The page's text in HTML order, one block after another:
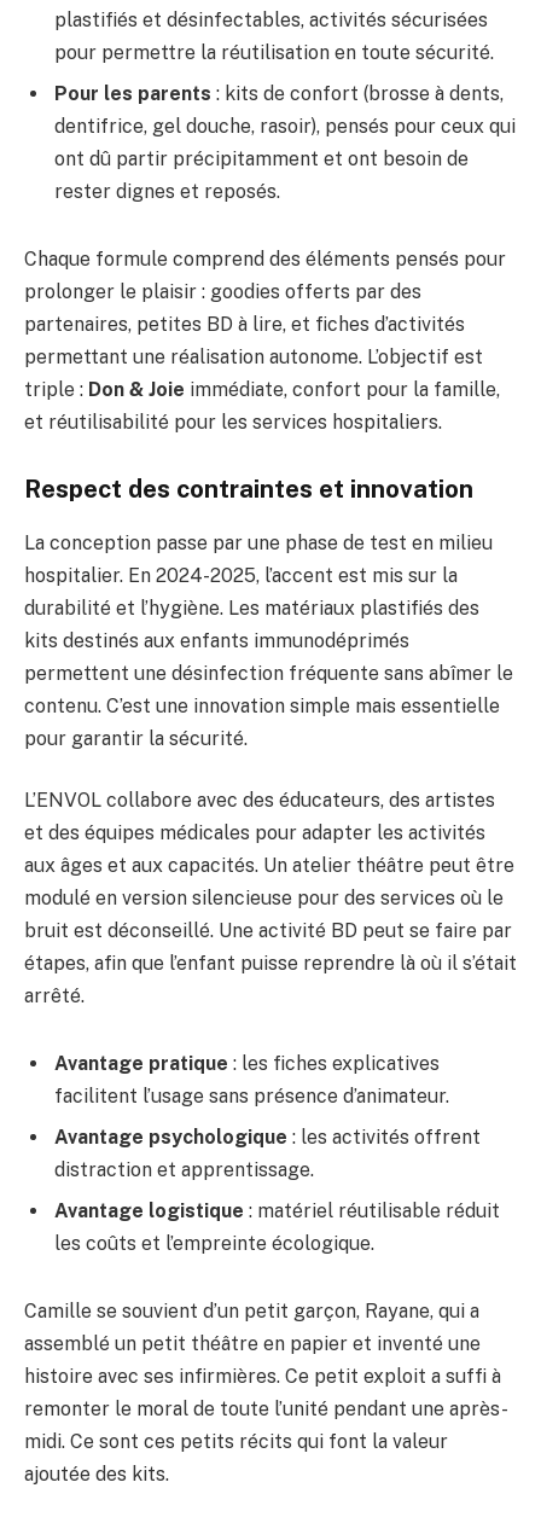
plastifiés et désinfectables, activités sécurisées
pour permettre la réutilisation en toute sécurité.
Pour les parents : kits de confort (brosse à dents,
dentifrice, gel douche, rasoir), pensés pour ceux qui
ont dû partir précipitamment et ont besoin de
rester dignes et reposés.
Chaque formule comprend des éléments pensés pour
prolonger le plaisir : goodies offerts par des
partenaires, petites BD à lire, et fiches d’activités
permettant une réalisation autonome. L’objectif est
triple : Don & Joie immédiate, confort pour la famille,
et réutilisabilité pour les services hospitaliers.
Respect des contraintes et innovation
La conception passe par une phase de test en milieu
hospitalier. En 2024-2025, l’accent est mis sur la
durabilité et l’hygiène. Les matériaux plastifiés des
kits destinés aux enfants immunodéprimés
permettent une désinfection fréquente sans abîmer le
contenu. C’est une innovation simple mais essentielle
pour garantir la sécurité.
L’ENVOL collabore avec des éducateurs, des artistes
et des équipes médicales pour adapter les activités
aux âges et aux capacités. Un atelier théâtre peut être
modulé en version silencieuse pour des services où le
bruit est déconseillé. Une activité BD peut se faire par
étapes, afin que l’enfant puisse reprendre là où il s’était
arrêté.
Avantage pratique : les fiches explicatives
facilitent l’usage sans présence d’animateur.
Avantage psychologique : les activités offrent
distraction et apprentissage.
Avantage logistique : matériel réutilisable réduit
les coûts et l’empreinte écologique.
Camille se souvient d’un petit garçon, Rayane, qui a
assemblé un petit théâtre en papier et inventé une
histoire avec ses infirmières. Ce petit exploit a suffi à
remonter le moral de toute l’unité pendant une après-
midi. Ce sont ces petits récits qui font la valeur
ajoutée des kits.